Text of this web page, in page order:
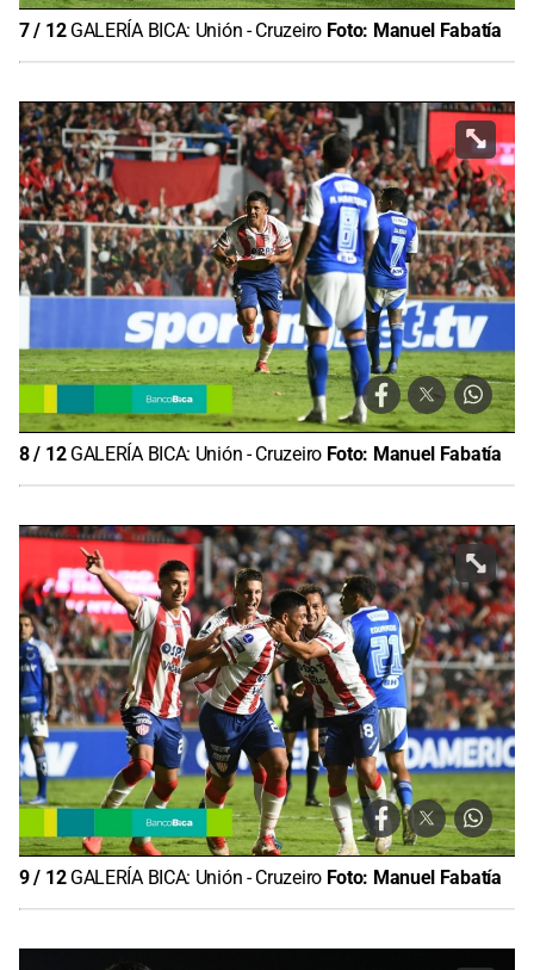
7/ 12 GALERÍA BICA: Unión - Cruzeiro Foto: Manuel Fabatía
8/ 12 GALERÍA BICA: Unión - Cruzeiro Foto: Manuel Fabatía
9/ 12 GALERÍA BICA: Unión - Cruzeiro Foto: Manuel Fabatía